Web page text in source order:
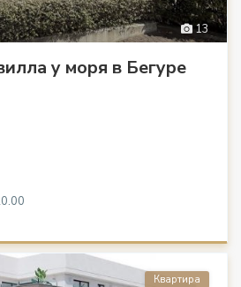
13
у моря в Бегуре
Квартира